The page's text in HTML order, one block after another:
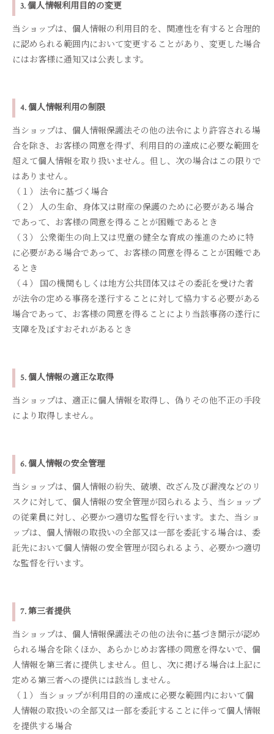
3. 個人情報利用目的の変更
当ショップは、個人情報の利用目的を、関連性を有すると合理的
に認められる範囲内において変更することがあり、変更した場合
にはお客様に通知又は公表します。
4. 個人情報利用の制限
当ショップは、個人情報保護法その他の法令により許容される場
合を除き、お客様の同意を得ず、利用目的の達成に必要な範囲を
超えて個人情報を取り扱いません。但し、次の場合はこの限りで
はありません。
（１） 法令に基づく場合
（２） 人の生命、身体又は財産の保護のために必要がある場合
であって、お客様の同意を得ることが困難であるとき
（３） 公衆衛生の向上又は児童の健全な育成の推進のために特
に必要がある場合であって、お客様の同意を得ることが困難であ
るとき
（４） 国の機関もしくは地方公共団体又はその委託を受けた者
が法令の定める事務を遂行することに対して協力する必要がある
場合であって、お客様の同意を得ることにより当該事務の遂行に
支障を及ぼすおそれがあるとき
5. 個人情報の適正な取得
当ショップは、適正に個人情報を取得し、偽りその他不正の手段
により取得しません。
6. 個人情報の安全管理
当ショップは、個人情報の紛失、破壊、改ざん及び漏洩などのリ
スクに対して、個人情報の安全管理が図られるよう、当ショップ
の従業員に対し、必要かつ適切な監督を行います。また、当ショ
ップは、個人情報の取扱いの全部又は一部を委託する場合は、委
託先において個人情報の安全管理が図られるよう、必要かつ適切
な監督を行います。
7. 第三者提供
当ショップは、個人情報保護法その他の法令に基づき開示が認め
られる場合を除くほか、あらかじめお客様の同意を得ないで、個
人情報を第三者に提供しません。但し、次に掲げる場合は上記に
定める第三者への提供には該当しません。
（１） 当ショップが利用目的の達成に必要な範囲内において個
人情報の取扱いの全部又は一部を委託することに伴って個人情報
を提供する場合